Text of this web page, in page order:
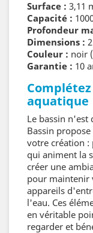
Surface : 3,11
Capacité :
Profondeur
Dimensions :
Couleur : noir
Garantie : 10
aquatique
Le bassin n'est
Bassin
votre création :
qui animent la
créer une
pour maintenir
appareils
l'eau. Ces
en véritable
regarder et